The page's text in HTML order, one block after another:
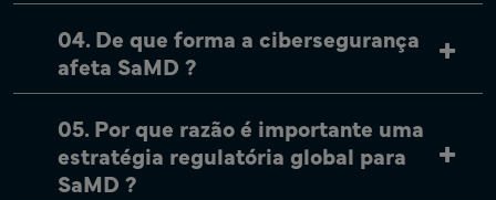
04. De que forma a cibersegurança
afeta SaMD ?
05. Por que razão é importante uma
estratégia regulatória global para
SaMD ?